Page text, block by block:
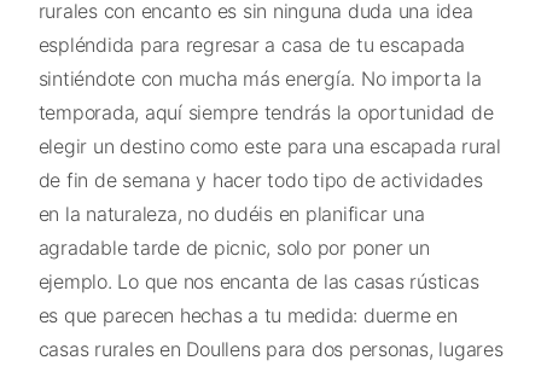
rurales con encanto es sin ninguna duda una idea
espléndida para regresar a casa de tu escapada
sintiéndote con mucha más energía. No importa la
temporada, aquí siempre tendrás la oportunidad de
elegir un destino como este para una escapada rural
de fin de semana y hacer todo tipo de actividades
en la naturaleza, no dudéis en planificar una
agradable tarde de picnic, solo por poner un
ejemplo. Lo que nos encanta de las casas rústicas
es que parecen hechas a tu medida: duerme en
casas rurales en Doullens para dos personas, lugares